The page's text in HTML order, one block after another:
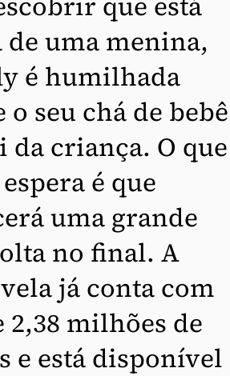
uma menina,
é humilhada
seu chá de bebê
da criança. O que
é que
uma grande
no final. A
já conta com
2,38 milhões de
e está disponível